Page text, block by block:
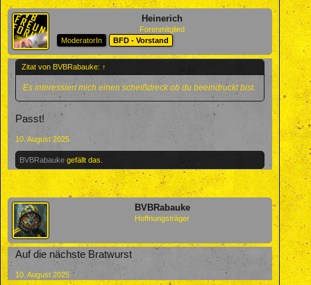
Heinerich
Forenmitglied
ModeratorIn
BFD - Vorstand
Zitat von BVBRabauke: ↑
Es interessiert mich einen scheißdreck ob du beeindruckt bist.
Passt!
10. August 2025
BVBRabauke gefällt das.
BVBRabauke
Hoffnungsträger
Auf die nächste Bratwurst
10. August 2025